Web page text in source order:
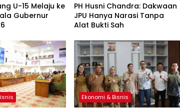
U-15 Melaju ke
Gubernur
PH Husni Chandra: Dakwaan
JPU Hanya Narasi Tanpa
Alat Bukti Sah
Ekonomi & Bisnis